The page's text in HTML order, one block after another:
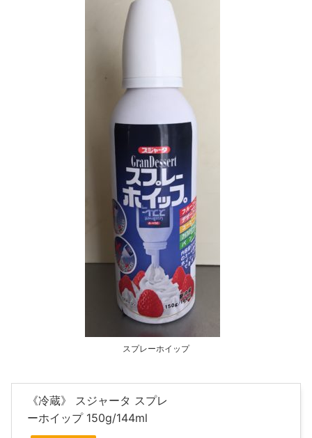
スプレーホイップ
《冷蔵》 スジャータ スプレ
ーホイップ 150g/144ml